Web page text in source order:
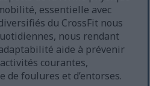
essentielle avec
du CrossFit nous
nous rendant
aide à prévenir
courantes,
foulures et d’entorses.